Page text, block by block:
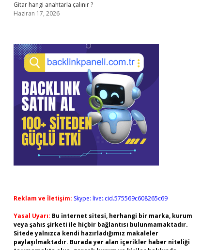
Gitar hangi anahtarla çalınır ?
Haziran 17, 2026
Reklam ve İletişim: Skype: live:.cid.575569c608265c69
Yasal Uyarı: Bu internet sitesi, herhangi bir marka, kurum
veya şahıs şirketi ile hiçbir bağlantısı bulunmamaktadır.
Sitede yalnızca kendi hazırladığımız makaleler
paylaşılmaktadır. Burada yer alan içerikler haber niteliği